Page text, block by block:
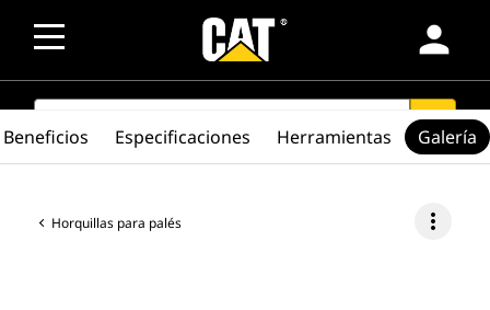
person
SEARCH search
Horquillas para palés more_vert
Beneficios Especificaciones Herramientas Galería